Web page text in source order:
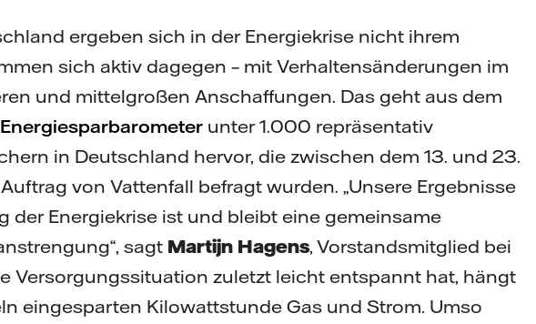
ergeben sich in der Energiekrise nicht ihrem
sich aktiv dagegen – mit Verhaltensänderungen im
und mittelgroßen Anschaffungen. Das geht aus dem
unter 1.000 repräsentativ
in Deutschland hervor, die zwischen dem 13. und 23.
von Vattenfall befragt wurden. „Unsere Ergebnisse
der Energiekrise ist und bleibt eine gemeinsame
sagt Martijn Hagens, Vorstandsmitglied bei
Versorgungssituation zuletzt leicht entspannt hat, hängt
eingesparten Kilowattstunde Gas und Strom. Umso